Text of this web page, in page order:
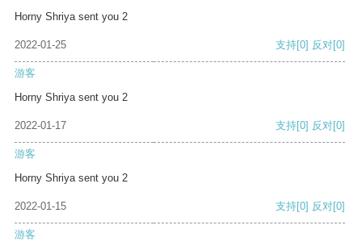
Horny Shriya sent you 2
2022-01-25 支持[0] 反对[0]
游客
Horny Shriya sent you 2
2022-01-17 支持[0] 反对[0]
游客
Horny Shriya sent you 2
2022-01-15 支持[0] 反对[0]
游客